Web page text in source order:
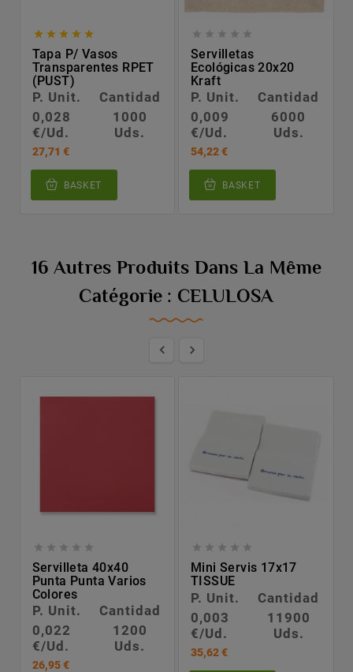
    
Tapa P/ Vasos
Transparentes RPET
(PUST)
P. Unit.
Cantidad
0,028
€/Ud.
1000
Uds.
27,71 €
BASKET
    
Servilletas
Ecológicas 20x20
Kraft
P. Unit.
Cantidad
0,009
€/Ud.
6000
Uds.
54,22 €
BASKET
16 Autres Produits Dans La Même
Catégorie : CELULOSA
 
    
Servilleta 40x40
Punta Punta Varios
Colores
P. Unit.
Cantidad
0,022
€/Ud.
1200
Uds.
26,95 €
    
Mini Servis 17x17
TISSUE
P. Unit.
Cantidad
0,003
€/Ud.
11900
Uds.
35,62 €